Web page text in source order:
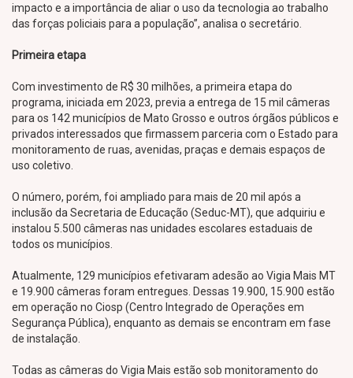
impacto e a importância de aliar o uso da tecnologia ao trabalho
das forças policiais para a população”, analisa o secretário.
Primeira etapa
Com investimento de R$ 30 milhões, a primeira etapa do
programa, iniciada em 2023, previa a entrega de 15 mil câmeras
para os 142 municípios de Mato Grosso e outros órgãos públicos e
privados interessados que firmassem parceria com o Estado para
monitoramento de ruas, avenidas, praças e demais espaços de
uso coletivo.
O número, porém, foi ampliado para mais de 20 mil após a
inclusão da Secretaria de Educação (Seduc-MT), que adquiriu e
instalou 5.500 câmeras nas unidades escolares estaduais de
todos os municípios.
Atualmente, 129 municípios efetivaram adesão ao Vigia Mais MT
e 19.900 câmeras foram entregues. Dessas 19.900, 15.900 estão
em operação no Ciosp (Centro Integrado de Operações em
Segurança Pública), enquanto as demais se encontram em fase
de instalação.
Todas as câmeras do Vigia Mais estão sob monitoramento do